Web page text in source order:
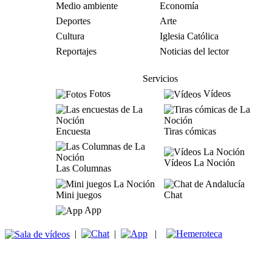
Medio ambiente
Economía
Deportes
Arte
Cultura
Iglesia Católica
Reportajes
Noticias del lector
Servicios
Fotos
Vídeos
Encuesta Tiras cómicas
Las Columnas
Vídeos La Noción
Mini juegos
Chat
App
| | |